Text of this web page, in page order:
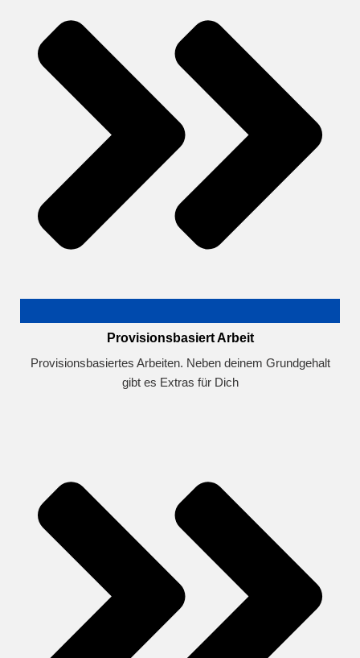
Provisionsbasiert Arbeit
Provisionsbasiertes Arbeiten. Neben deinem Grundgehalt
gibt es Extras für Dich